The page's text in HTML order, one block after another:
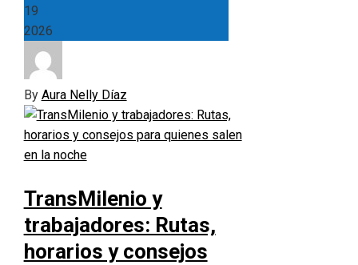
19
2026
By Aura Nelly Díaz
TransMilenio y
trabajadores: Rutas,
horarios y consejos